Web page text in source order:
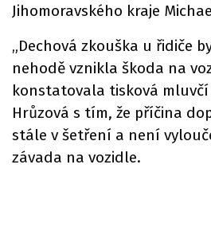
Jihomoravského kraje
„Dechová zkouška u řidiče
nehodě vznikla škoda na
konstatovala tisková mluvčí
Hrůzová s tím, že příčina
stále v šetření a není
závada na vozidle.